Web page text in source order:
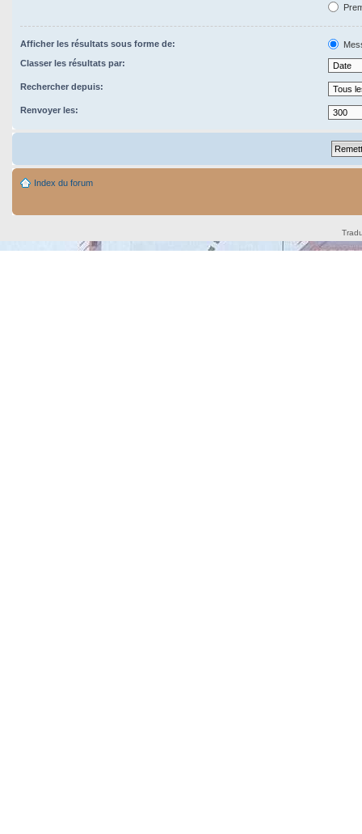
Afficher les résultats sous forme de:
Classer les résultats par:
Rechercher depuis:
Renvoyer les:
Index du forum